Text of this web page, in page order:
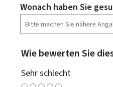
Wonach haben Sie
Wie bewerten Sie
Sehr schlecht